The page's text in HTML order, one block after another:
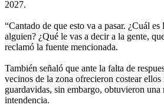
2027.
“Cantado de que esto va a pasar. ¿Cuál es
alguien? ¿Qué le vas a decir a la gente,
reclamó la fuente mencionada.
También señaló que ante la falta de
vecinos de la zona ofrecieron costear
guardavidas, sin embargo, obtuvieron una
intendencia.